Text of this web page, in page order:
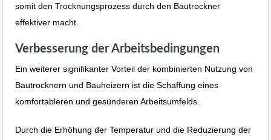
somit den Trocknungsprozess durch den Bautrockner
effektiver macht.
Verbesserung der Arbeitsbedingungen
Ein weiterer signifikanter Vorteil der kombinierten Nutzung von
Bautrocknern und Bauheizern ist die Schaffung eines
komfortableren und gesünderen Arbeitsumfelds.
Durch die Erhöhung der Temperatur und die Reduzierung der